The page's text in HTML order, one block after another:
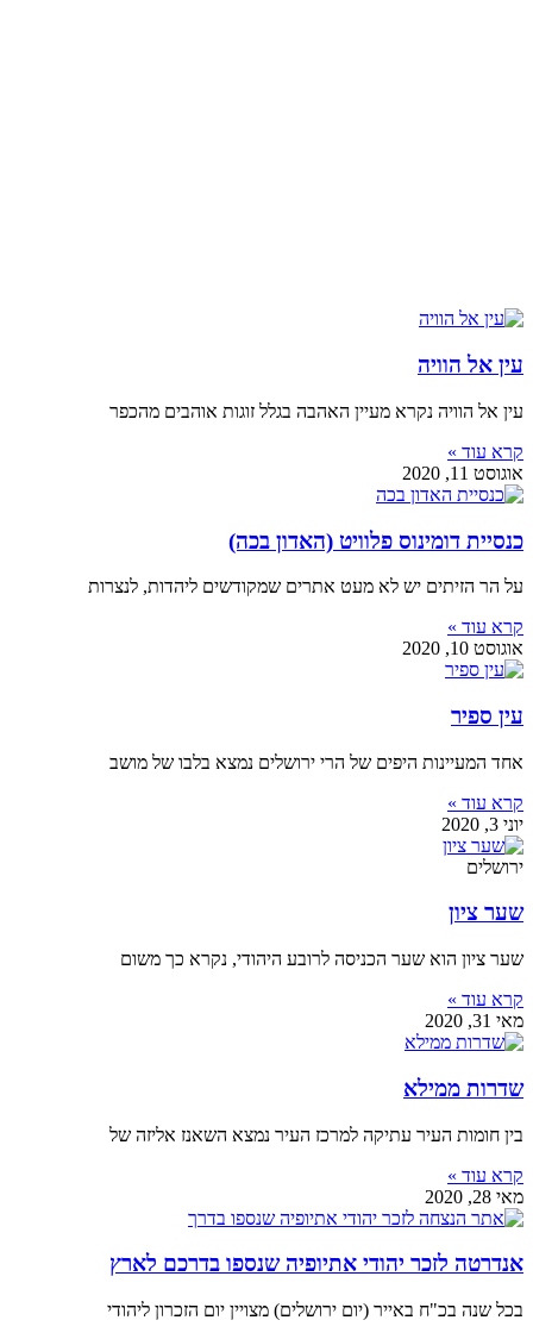
עין אל הוויה
עין אל הוויה נקרא מעיין האהבה בגלל זוגות אוהבים מהכפר
קרא עוד »
אוגוסט 11, 2020
כנסיית דומינוס פלוויט (האדון בכה)
על הר הזיתים יש לא מעט אתרים שמקודשים ליהדות, לנצרות
קרא עוד »
אוגוסט 10, 2020
עין ספיר
אחד המעיינות היפים של הרי ירושלים נמצא בלבו של מושב
קרא עוד »
יוני 3, 2020
ירושלים
שער ציון
שער ציון הוא שער הכניסה לרובע היהודי, נקרא כך משום
קרא עוד »
מאי 31, 2020
שדרות ממילא
בין חומות העיר עתיקה למרכז העיר נמצא השאנז אליזה של
קרא עוד »
מאי 28, 2020
אנדרטה לזכר יהודי אתיופיה שנספו בדרכם לארץ
בכל שנה בכ"ח באייר (יום ירושלים) מצויין יום הזכרון ליהודי